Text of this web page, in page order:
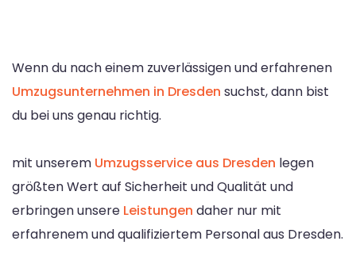
Wenn du nach einem zuverlässigen und erfahrenen
Umzugsunternehmen in Dresden suchst, dann bist
du bei uns genau richtig.
mit unserem Umzugsservice aus Dresden legen
größten Wert auf Sicherheit und Qualität und
erbringen unsere Leistungen daher nur mit
erfahrenem und qualifiziertem Personal aus Dresden.